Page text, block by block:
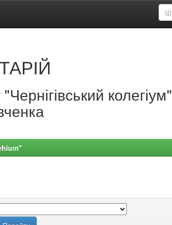
колегіум"